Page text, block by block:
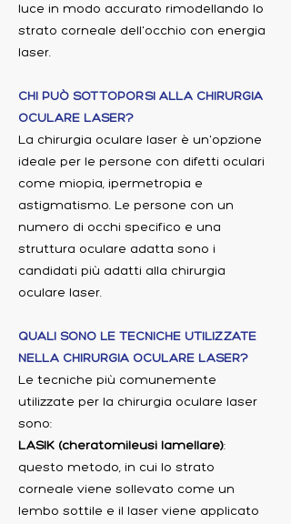
luce in modo accurato rimodellando lo
strato corneale dell'occhio con energia
laser.
CHI PUÒ SOTTOPORSI ALLA CHIRURGIA
OCULARE LASER?
La chirurgia oculare laser è un'opzione
ideale per le persone con difetti oculari
come miopia, ipermetropia e
astigmatismo. Le persone con un
numero di occhi specifico e una
struttura oculare adatta sono i
candidati più adatti alla chirurgia
oculare laser.
QUALI SONO LE TECNICHE UTILIZZATE
NELLA CHIRURGIA OCULARE LASER?
Le tecniche più comunemente
utilizzate per la chirurgia oculare laser
sono:
LASIK (cheratomileusi lamellare):
questo metodo, in cui lo strato
corneale viene sollevato come un
lembo sottile e il laser viene applicato